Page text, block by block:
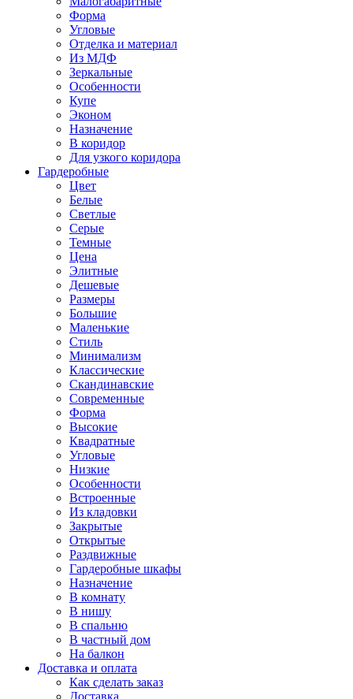
Форма
Угловые
Отделка и материал
Из МДФ
Зеркальные
Особенности
Купе
Эконом
Назначение
В коридор
Для узкого коридора
Гардеробные
Цвет
Белые
Светлые
Серые
Темные
Цена
Элитные
Дешевые
Размеры
Большие
Маленькие
Стиль
Минимализм
Классические
Скандинавские
Современные
Форма
Высокие
Квадратные
Угловые
Низкие
Особенности
Встроенные
Из кладовки
Закрытые
Открытые
Раздвижные
Гардеробные шкафы
Назначение
В комнату
В нишу
В спальню
В частный дом
На балкон
Доставка и оплата
Как сделать заказ
Доставка